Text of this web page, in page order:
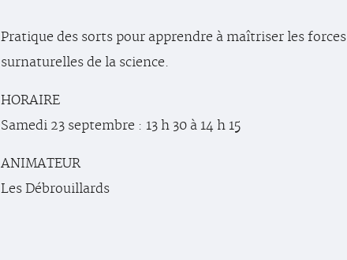
Pratique des sorts pour apprendre à maîtriser les forces
surnaturelles de la science.
HORAIRE
Samedi 23 septembre : 13 h 30 à 14 h 15
ANIMATEUR
Les Débrouillards